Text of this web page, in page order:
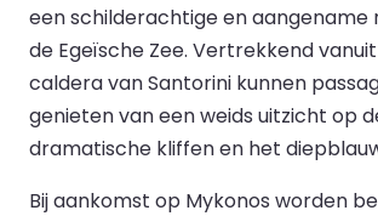
een schilderachtige en aangename
de Egeïsche Zee. Vertrekkend
caldera van Santorini kunnen
genieten van een weids uitzicht op
dramatische kliffen en het
Bij aankomst op Mykonos worden